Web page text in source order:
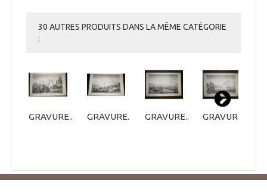
30 AUTRES PRODUITS DANS LA MÊME CATÉGORIE
:
GRAVURE... GRAVURE... GRAVURE... GRAVURE...